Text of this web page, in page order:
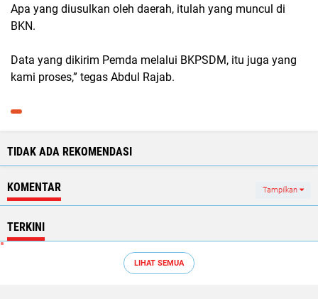
Apa yang diusulkan oleh daerah, itulah yang muncul di
BKN.
Data yang dikirim Pemda melalui BKPSDM, itu juga yang
kami proses,” tegas Abdul Rajab.
TIDAK ADA REKOMENDASI
KOMENTAR Tampilkan
TERKINI
LIHAT SEMUA